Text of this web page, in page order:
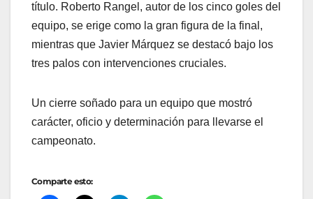
título. Roberto Rangel, autor de los cinco goles del
equipo, se erige como la gran figura de la final,
mientras que Javier Márquez se destacó bajo los
tres palos con intervenciones cruciales.
Un cierre soñado para un equipo que mostró
carácter, oficio y determinación para llevarse el
campeonato.
Comparte esto: